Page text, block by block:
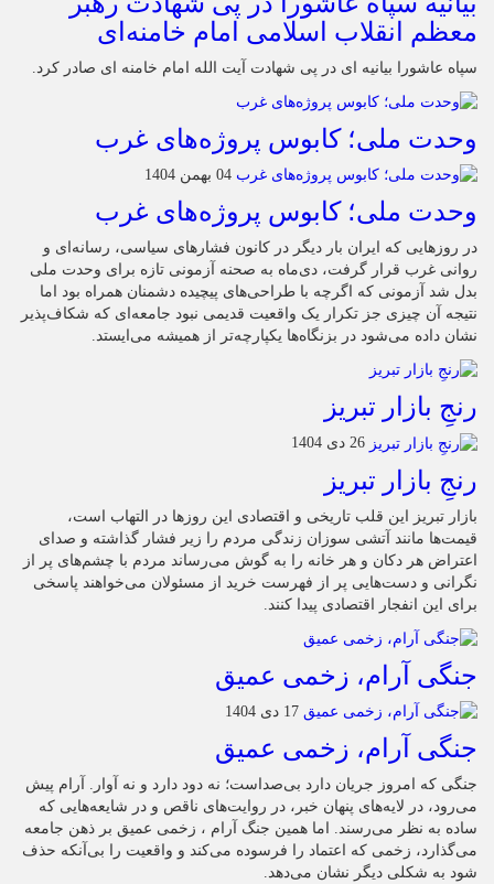
معظم انقلاب اسلامی امام خامنه‌ای
سپاه عاشورا بیانیه ای در پی شهادت آیت الله امام خامنه ای صادر کرد.
وحدت ملی؛ کابوس پروژه‌های غرب
04 بهمن 1404
وحدت ملی؛ کابوس پروژه‌های غرب
در روزهایی که ایران بار دیگر در کانون فشارهای سیاسی، رسانه‌ای و
روانی غرب قرار گرفت، دی‌ماه به صحنه آزمونی تازه برای وحدت ملی
بدل شد آزمونی که اگرچه با طراحی‌های پیچیده دشمنان همراه بود اما
نتیجه آن چیزی جز تکرار یک واقعیت قدیمی نبود جامعه‌ای که شکاف‌پذیر
نشان داده می‌شود در بزنگاه‌ها یکپارچه‌تر از همیشه می‌ایستد.
رنجِ بازار تبریز
26 دی 1404
رنجِ بازار تبریز
بازار تبریز این قلب تاریخی و اقتصادی این روزها در التهاب است،
قیمت‌ها مانند آتشی سوزان زندگی مردم را زیر فشار گذاشته و صدای
اعتراض هر دکان و هر خانه را به گوش می‌رساند مردم با چشم‌های پر از
نگرانی و دست‌هایی پر از فهرست خرید از مسئولان می‌خواهند پاسخی
برای این انفجار اقتصادی پیدا کنند.
جنگی آرام، زخمی عمیق
17 دی 1404
جنگی آرام، زخمی عمیق
جنگی که امروز جریان دارد بی‌صداست؛ نه دود دارد و نه آوار. آرام پیش
می‌رود، در لایه‌های پنهان خبر، در روایت‌های ناقص و در شایعه‌هایی که
ساده به نظر می‌رسند. اما همین جنگ آرام ، زخمی عمیق بر ذهن جامعه
می‌گذارد، زخمی که اعتماد را فرسوده می‌کند و واقعیت را بی‌آنکه حذف
شود به شکلی دیگر نشان می‌دهد.